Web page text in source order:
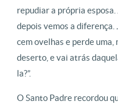
repudiar a própria esposa.
depois vemos a diferença.
cem ovelhas e perde
deserto, e vai atrás
la?”.
O Santo Padre recordou